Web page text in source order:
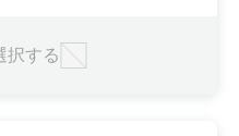
択する